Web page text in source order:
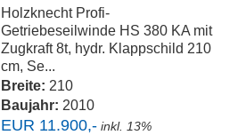
Holzknecht Profi-
Getriebeseilwinde HS 380 KA mit
Zugkraft 8t, hydr. Klappschild 210
cm, Se...
Breite: 210
Baujahr: 2010
EUR 11.900,- inkl. 13%